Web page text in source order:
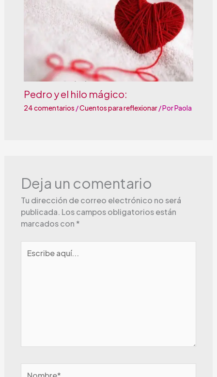
Pedro y el hilo mágico:
24 comentarios /Cuentos para reflexionar/ PorPaola
Deja un comentario
Tu dirección de correo electrónico no será
publicada. Los campos obligatorios están
marcados con*
aquí...